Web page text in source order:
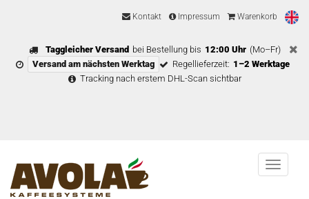
Kontakt Impressum Warenkorb
Taggleicher Versand bei Bestellung bis 12:00 Uhr (Mo–Fr)
Versand am nächsten Werktag
Regellieferzeit: 1–2 Werktage
Tracking nach erstem DHL-Scan sichtbar
Menu